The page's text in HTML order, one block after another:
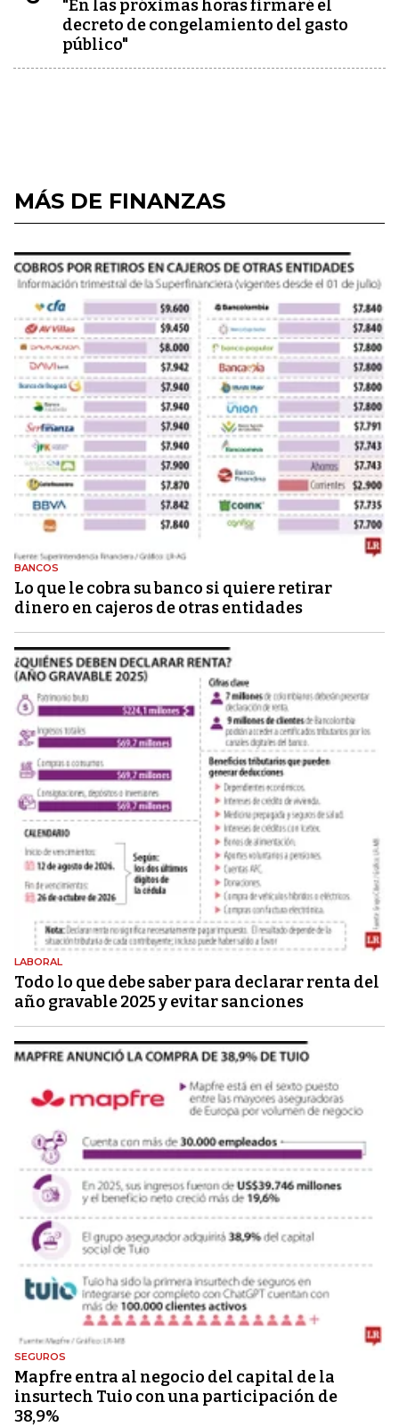
"En las próximas horas firmaré el
decreto de congelamiento del gasto
público"
MÁS DE FINANZAS
BANCOS
Lo que le cobra su banco si quiere retirar
dinero en cajeros de otras entidades
LABORAL
Todo lo que debe saber para declarar renta del
año gravable 2025 y evitar sanciones
SEGUROS
Mapfre entra al negocio del capital de la
insurtech Tuio con una participación de
38,9%